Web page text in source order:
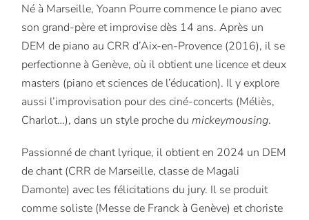
Né à Marseille, Yoann Pourre commence le piano avec
son grand-père et improvise dès 14 ans. Après un
DEM de piano au CRR d’Aix-en-Provence (2016), il se
perfectionne à Genève, où il obtient une licence et deux
masters (piano et sciences de l’éducation). Il y explore
aussi l’improvisation pour des ciné-concerts (Méliès,
Charlot…), dans un style proche dumickeymousing.
Passionné de chant lyrique, il obtient en 2024 un DEM
de chant (CRR de Marseille, classe de Magali
Damonte) avec les félicitations du jury. Il se produit
comme soliste (Messe de Franck à Genève) et choriste